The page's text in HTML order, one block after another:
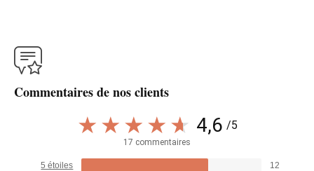
Commentaires de nos clients
4,6 /5
17 commentaires
5 étoiles 12